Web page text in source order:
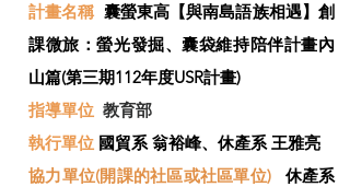
計畫名稱 囊螢東高【與南島語族相遇】創
課微旅：螢光發掘、囊袋維持陪伴計畫內
山篇(第三期112年度USR計畫)
指導單位 教育部
​執行單位 國貿系 翁裕峰、休產系 王雅亮
協力單位(開課的社區或社區單位) 休產系